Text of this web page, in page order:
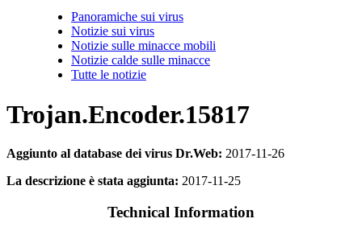
Panoramiche sui virus
Notizie sui virus
Notizie sulle minacce mobili
Notizie calde sulle minacce
Tutte le notizie
Trojan.Encoder.15817
Aggiunto al database dei virus Dr.Web: 2017-11-26
La descrizione è stata aggiunta: 2017-11-25
Technical Information